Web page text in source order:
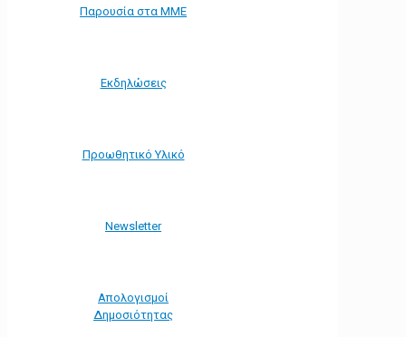
Παρουσία στα ΜΜΕ
Εκδηλώσεις
Προωθητικό Υλικό
Νewsletter
Απολογισμοί
Δημοσιότητας